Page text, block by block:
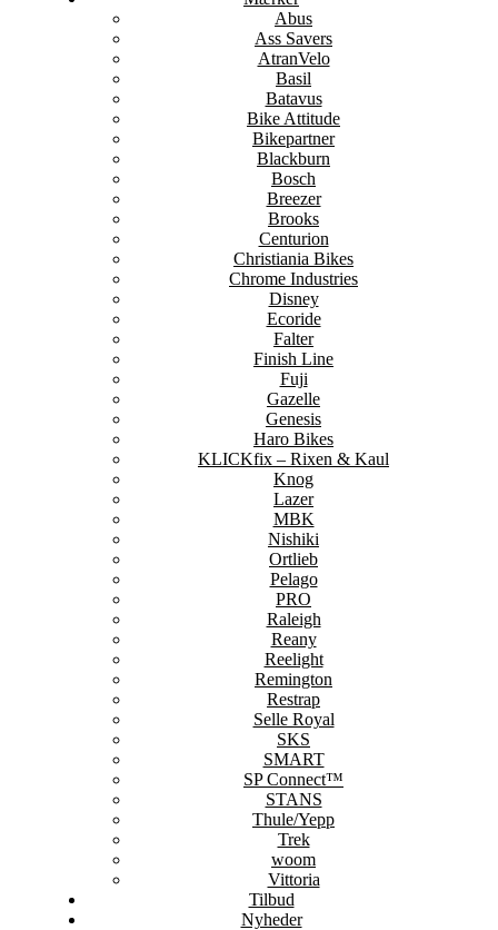
Abus
Ass Savers
AtranVelo
Basil
Batavus
Bike Attitude
Bikepartner
Blackburn
Bosch
Breezer
Brooks
Centurion
Christiania Bikes
Chrome Industries
Disney
Ecoride
Falter
Finish Line
Fuji
Gazelle
Genesis
Haro Bikes
KLICKfix – Rixen & Kaul
Knog
Lazer
MBK
Nishiki
Ortlieb
Pelago
PRO
Raleigh
Reany
Reelight
Remington
Restrap
Selle Royal
SKS
SMART
SP Connect™
STANS
Thule/Yepp
Trek
woom
Vittoria
Tilbud
Nyheder